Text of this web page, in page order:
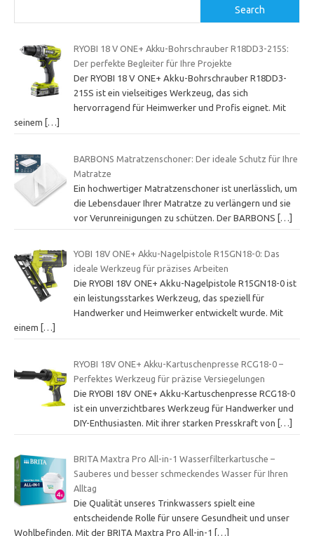
Search
RYOBI 18 V ONE+ Akku-Bohrschrauber R18DD3-215S:
Der perfekte Begleiter für Ihre Projekte
Der RYOBI 18 V ONE+ Akku-Bohrschrauber R18DD3-
215S ist ein vielseitiges Werkzeug, das sich
hervorragend für Heimwerker und Profis eignet. Mit
seinem
[…]
BARBONS Matratzenschoner: Der ideale Schutz für Ihre
Matratze
Ein hochwertiger Matratzenschoner ist unerlässlich, um
die Lebensdauer Ihrer Matratze zu verlängern und sie
vor Verunreinigungen zu schützen. Der BARBONS […]
YOBI 18V ONE+ Akku-Nagelpistole R15GN18-0: Das
ideale Werkzeug für präzises Arbeiten
Die RYOBI 18V ONE+ Akku-Nagelpistole R15GN18-0 ist
ein leistungsstarkes Werkzeug, das speziell für
Handwerker und Heimwerker entwickelt wurde. Mit
einem
[…]
RYOBI 18V ONE+ Akku-Kartuschenpresse RCG18-0 –
Perfektes Werkzeug für präzise Versiegelungen
Die RYOBI 18V ONE+ Akku-Kartuschenpresse RCG18-0
ist ein unverzichtbares Werkzeug für Handwerker und
DIY-Enthusiasten. Mit ihrer starken Presskraft von […]
BRITA Maxtra Pro All-in-1 Wasserfilterkartusche –
Sauberes und besser schmeckendes Wasser für Ihren
Alltag
Die Qualität unseres Trinkwassers spielt eine
entscheidende Rolle für unsere Gesundheit und unser
Wohlbefinden. Mit der BRITA Maxtra Pro All-in-1
[…]